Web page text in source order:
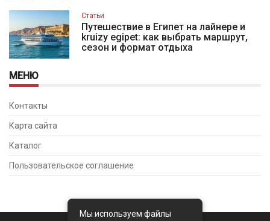
Статьи
Путешествие в Египет на лайнере и
kruizy egipet: как выбрать маршрут,
сезон и формат отдыха
МЕНЮ
Контакты
Карта сайта
Каталог
Пользовательское соглашение
Мы используем файлы